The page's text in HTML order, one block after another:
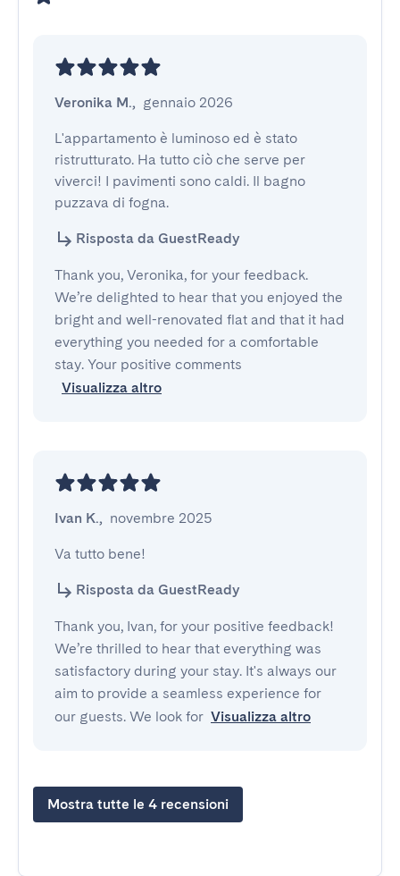
Veronika M., gennaio 2026
L'appartamento è luminoso ed è stato
ristrutturato. Ha tutto ciò che serve per
viverci! I pavimenti sono caldi. Il bagno
puzzava di fogna.
Risposta da GuestReady
Thank you, Veronika, for your feedback.
We’re delighted to hear that you enjoyed the
bright and well-renovated flat and that it had
everything you needed for a comfortable
stay. Your positive comments
Visualizza altro
Ivan K., novembre 2025
Va tutto bene!
Risposta da GuestReady
Thank you, Ivan, for your positive feedback!
We’re thrilled to hear that everything was
satisfactory during your stay. It's always our
aim to provide a seamless experience for
our guests. We look for Visualizza altro
Mostra tutte le 4 recensioni